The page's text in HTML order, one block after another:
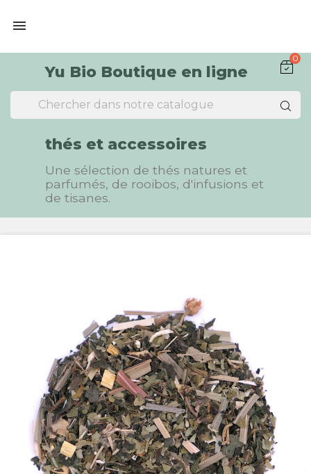

0
Yu Bio Boutique en ligne
thés et accessoires
Une sélection de thés natures et
parfumés, de rooibos, d'infusions et
de tisanes.